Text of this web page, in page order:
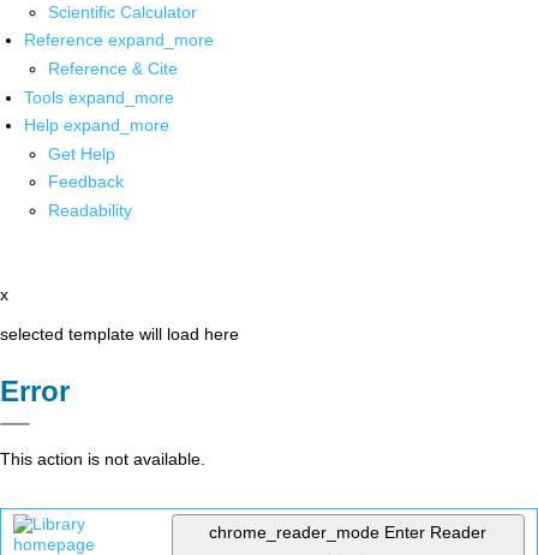
Scientific Calculator
Reference expand_more
Reference & Cite
Tools expand_more
Help expand_more
Get Help
Feedback
Readability
x
selected template will load here
Error
This action is not available.
chrome_reader_mode Enter Reader